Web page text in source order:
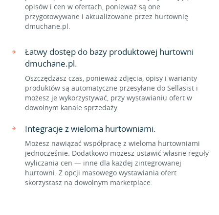
opisów i cen w ofertach, ponieważ są one
przygotowywane i aktualizowane przez hurtownię
dmuchane.pl.
Łatwy dostęp do bazy produktowej hurtowni
dmuchane.pl.
Oszczędzasz czas, ponieważ zdjęcia, opisy i warianty
produktów są automatyczne przesyłane do Sellasist i
możesz je wykorzystywać, przy wystawianiu ofert w
dowolnym kanale sprzedaży.
Integracje z wieloma hurtowniami.
Możesz nawiązać współpracę z wieloma hurtowniami
jednocześnie. Dodatkowo możesz ustawić własne reguły
wyliczania cen — inne dla każdej zintegrowanej
hurtowni. Z opcji masowego wystawiania ofert
skorzystasz na dowolnym marketplace.